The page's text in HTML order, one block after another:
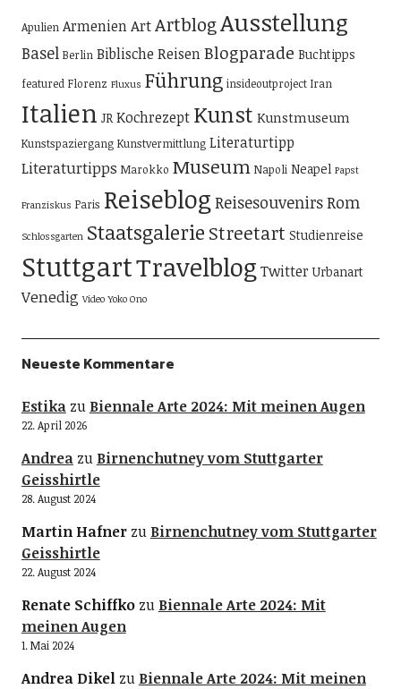
Apulien ArmenienArtArtblogAusstellung
Basel Berlin Biblische ReisenBlogparade Buchtipps
featured Florenz Fluxus Führung insideoutproject Iran
Italien JR Kochrezept Kunst Kunstmuseum
Kunstspaziergang Kunstvermittlung Literaturtipp
Literaturtipps Marokko Museum Napoli Neapel Papst
Franziskus Paris Reiseblog ReisesouvenirsRom
Schlossgarten Staatsgalerie Streetart Studienreise
StuttgartTravelblog Twitter Urbanart
Venedig Video Yoko Ono
Neueste Kommentare
Estikazu Biennale Arte 2024: Mit meinen Augen
22. April 2026
Andreazu Birnenchutney vom Stuttgarter
Geisshirtle
28. August 2024
Martin Hafnerzu Birnenchutney vom Stuttgarter
Geisshirtle
22. August 2024
Renate Schiffkozu Biennale Arte 2024: Mit
meinen Augen
1. Mai 2024
Andrea Dikelzu Biennale Arte 2024: Mit meinen